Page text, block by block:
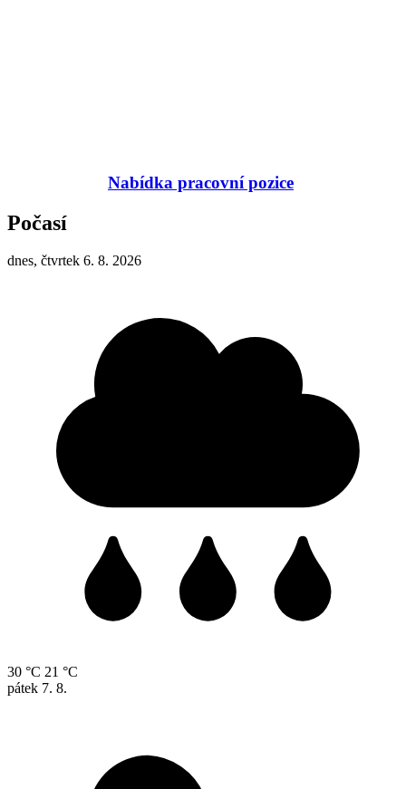
Nabídka pracovní pozice
Počasí
dnes, čtvrtek 6. 8. 2026
30 °C 21 °C
pátek 7. 8.